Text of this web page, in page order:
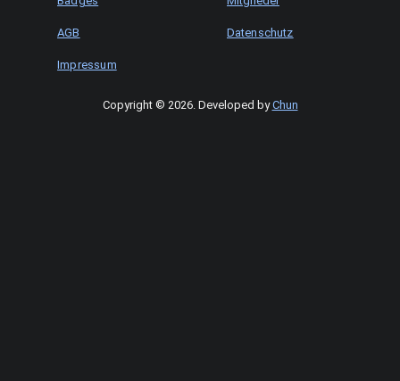
AGB Datenschutz
Impressum
Copyright © 2026. Developed byChun